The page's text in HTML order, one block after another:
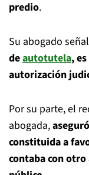
predio.
Su abogado
deautotutela,
autorización
Por su parte, el
abogada,
constituida a
contaba con otro